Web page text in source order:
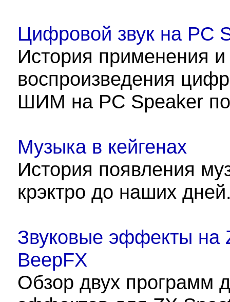
Цифровой звук на PC
История применения
воспроизведения
ШИМ на PC Speaker
Музыка в кейгенах
История появления
крэктро до наших
Звуковые эффекты на
BeepFX
Обзор двух программ